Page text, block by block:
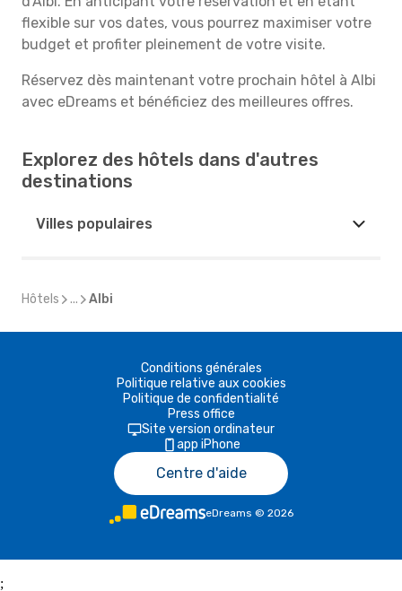
flexible sur vos dates, vous pourrez maximiser votre
budget et profiter pleinement de votre visite.
Réservez dès maintenant votre prochain hôtel à Albi
avec eDreams et bénéficiez des meilleures offres.
Explorez des hôtels dans d'autres
destinations
Villes populaires
Hôtels ... Albi
Conditions générales
Politique relative aux cookies
Politique de confidentialité
Press office
Site version ordinateur
app iPhone
Centre d'aide
eDreams © 2026
;